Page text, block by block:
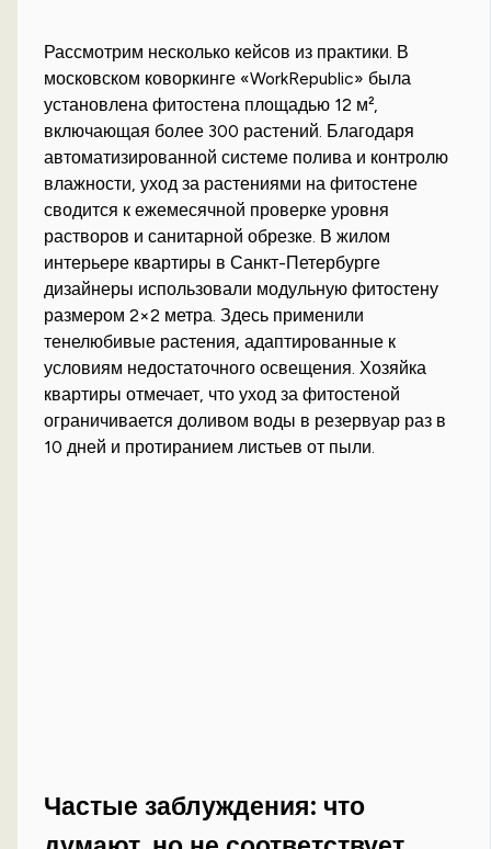
Рассмотрим несколько кейсов из практики. В
московском коворкинге «WorkRepublic» была
установлена фитостена площадью 12 м²,
включающая более 300 растений. Благодаря
автоматизированной системе полива и контролю
влажности, уход за растениями на фитостене
сводится к ежемесячной проверке уровня
растворов и санитарной обрезке. В жилом
интерьере квартиры в Санкт-Петербурге
дизайнеры использовали модульную фитостену
размером 2×2 метра. Здесь применили
тенелюбивые растения, адаптированные к
условиям недостаточного освещения. Хозяйка
квартиры отмечает, что уход за фитостеной
ограничивается доливом воды в резервуар раз в
10 дней и протиранием листьев от пыли.
Частые заблуждения: что